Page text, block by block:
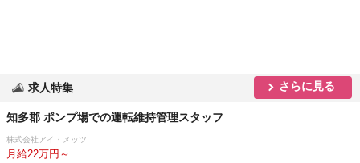
求人特集 さらに見る
知多郡 ポンプ場での運転維持管理スタッフ
株式会社アイ・メッツ
月給22万円～